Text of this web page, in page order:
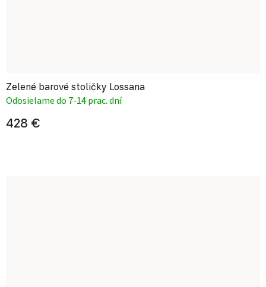
Zelené barové stoličky Lossana
Odosielame do 7-14 prac. dní
428 €